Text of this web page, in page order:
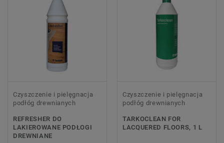
Czyszczenie i pielęgnacja
podłóg drewnianych
REFRESHER DO
LAKIEROWANE PODŁOGI
DREWNIANE
Czyszczenie i pielęgnacja
podłóg drewnianych
TARKOCLEAN FOR
LACQUERED FLOORS, 1 L